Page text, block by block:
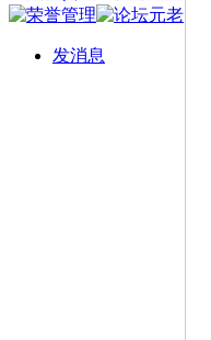
发消息